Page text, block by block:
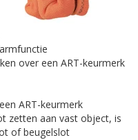
over een ART-keurmerk
ART-keurmerk
zetten aan vast object, is
of beugelslot